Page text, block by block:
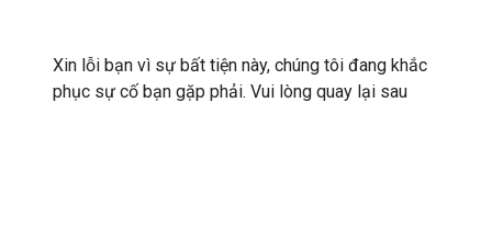
Xin lỗi bạn vì sự bất tiện này, chúng tôi đang khắc
phục sự cố bạn gặp phải. Vui lòng quay lại sau